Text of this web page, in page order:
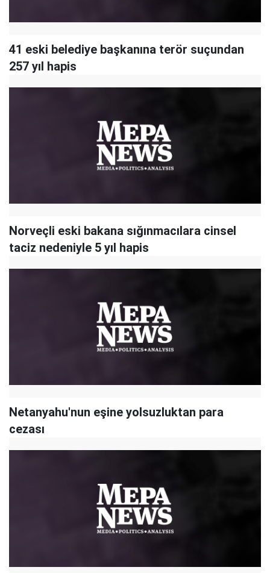
41 eski belediye başkanına terör suçundan
257 yıl hapis
Norveçli eski bakana sığınmacılara cinsel
taciz nedeniyle 5 yıl hapis
Netanyahu'nun eşine yolsuzluktan para
cezası